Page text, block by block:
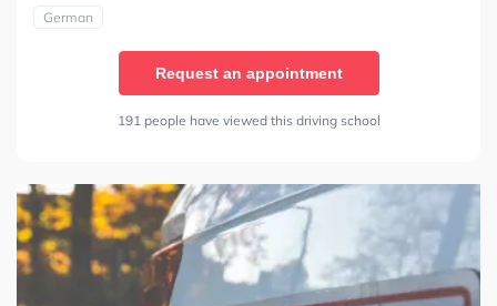
German
Request an appointment
191 people have viewed this driving school